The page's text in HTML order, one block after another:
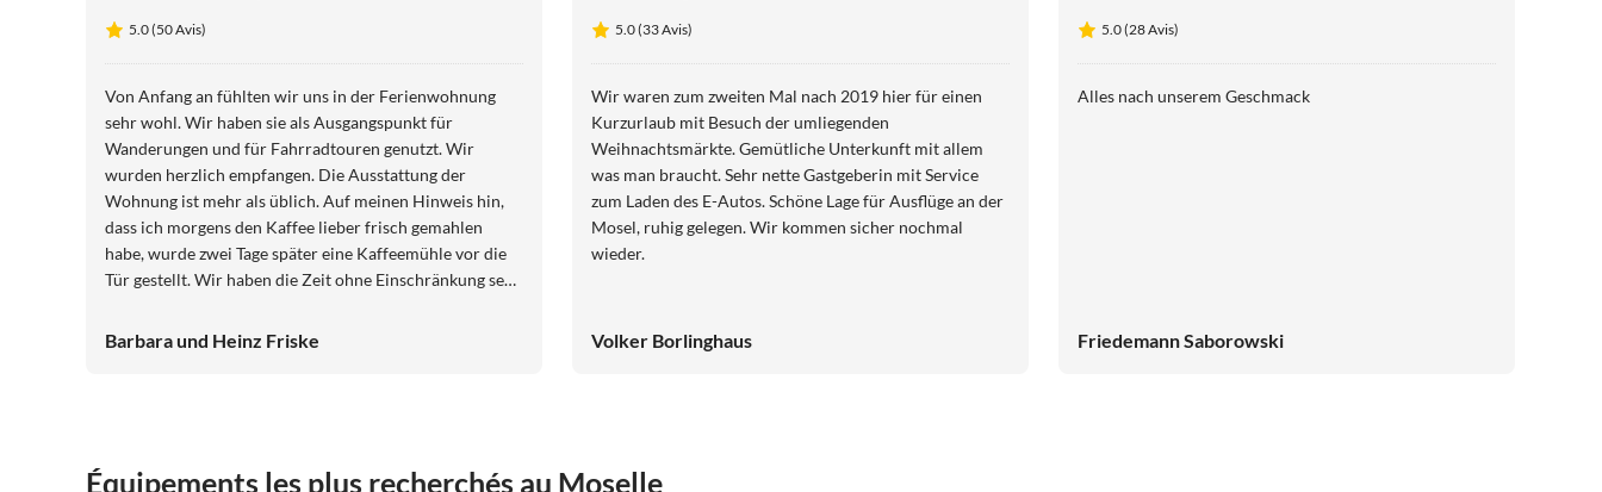
Traumzeit
5.0 (50 Avis)
Von Anfang an fühlten wir uns in der Ferienwohnung
sehr wohl. Wir haben sie als Ausgangspunkt für
Wanderungen und für Fahrradtouren genutzt. Wir
wurden herzlich empfangen. Die Ausstattung der
Wohnung ist mehr als üblich. Auf meinen Hinweis hin,
dass ich morgens den Kaffee lieber frisch gemahlen
habe, wurde zwei Tage später eine Kaffeemühle vor die
Tür gestellt. Wir haben die Zeit ohne Einschränkung sehr
kann man auf der kleinen Terrasse frühstücken. Und
Barbara und Heinz Friske
5.0 (33 Avis)
Wir waren zum zweiten Mal nach 2019 hier für einen
Kurzurlaub mit Besuch der umliegenden
Weihnachtsmärkte. Gemütliche Unterkunft mit allem
was man braucht. Sehr nette Gastgeberin mit Service
zum Laden des E-Autos. Schöne Lage für Ausflüge an der
Mosel, ruhig gelegen. Wir kommen sicher nochmal
wieder.
Volker Borlinghaus
5.0 (28 Avis)
Alles nach unserem Geschmack
Friedemann Saborowski
Équipements les plus recherchés au Moselle